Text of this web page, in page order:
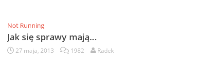
Not Running
Jak się sprawy mają…
27 maja, 2013 1982 Radek